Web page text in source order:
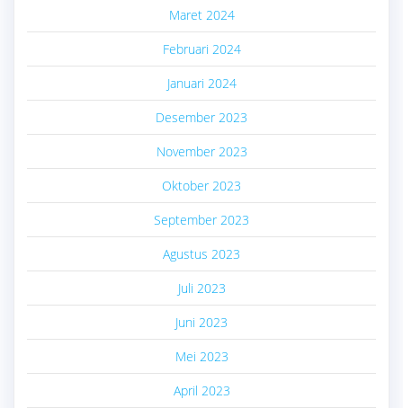
Maret 2024
Februari 2024
Januari 2024
Desember 2023
November 2023
Oktober 2023
September 2023
Agustus 2023
Juli 2023
Juni 2023
Mei 2023
April 2023